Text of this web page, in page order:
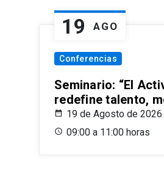
19 AGO
Conferencias
Seminario: “El
redefine talento,
19 de Agosto de 2026
09:00 a 11:00 horas